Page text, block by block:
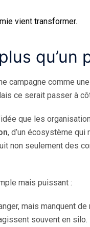
vient transformer.
qu’un
campagne comme
ce serait passer à
que les
, d’un écosystème
non seulement des
mais puissant :
mais manquent de
souvent en silo.